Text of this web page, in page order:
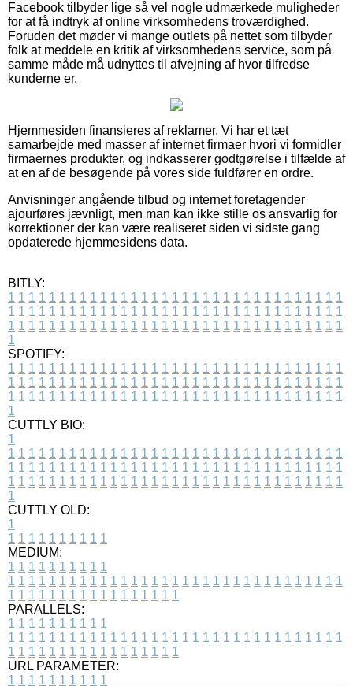
Facebook tilbyder lige så vel nogle udmærkede muligheder
for at få indtryk af online virksomhedens troværdighed.
Foruden det møder vi mange outlets på nettet som tilbyder
folk at meddele en kritik af virksomhedens service, som på
samme måde må udnyttes til afvejning af hvor tilfredse
kunderne er.
Hjemmesiden finansieres af reklamer. Vi har et tæt
samarbejde med masser af internet firmaer hvori vi formidler
firmaernes produkter, og indkasserer godtgørelse i tilfælde af
at en af de besøgende på vores side fuldfører en ordre.
Anvisninger angående tilbud og internet foretagender
ajourføres jævnligt, men man kan ikke stille os ansvarlig for
korrektioner der kan være realiseret siden vi sidste gang
opdaterede hjemmesidens data.
BITLY:
1 1 1 1 1 1 1 1 1 1 1 1 1 1 1 1 1 1 1 1 1 1 1 1 1 1 1 1 1 1 1 1 1
1 1 1 1 1 1 1 1 1 1 1 1 1 1 1 1 1 1 1 1 1 1 1 1 1 1 1 1 1 1 1 1 1
1 1 1 1 1 1 1 1 1 1 1 1 1 1 1 1 1 1 1 1 1 1 1 1 1 1 1 1 1 1 1 1 1
1
SPOTIFY:
1 1 1 1 1 1 1 1 1 1 1 1 1 1 1 1 1 1 1 1 1 1 1 1 1 1 1 1 1 1 1 1 1
1 1 1 1 1 1 1 1 1 1 1 1 1 1 1 1 1 1 1 1 1 1 1 1 1 1 1 1 1 1 1 1 1
1 1 1 1 1 1 1 1 1 1 1 1 1 1 1 1 1 1 1 1 1 1 1 1 1 1 1 1 1 1 1 1 1
1
CUTTLY BIO:
1
1 1 1 1 1 1 1 1 1 1 1 1 1 1 1 1 1 1 1 1 1 1 1 1 1 1 1 1 1 1 1 1 1
1 1 1 1 1 1 1 1 1 1 1 1 1 1 1 1 1 1 1 1 1 1 1 1 1 1 1 1 1 1 1 1 1
1 1 1 1 1 1 1 1 1 1 1 1 1 1 1 1 1 1 1 1 1 1 1 1 1 1 1 1 1 1 1 1 1
1
CUTTLY OLD:
1
1 1 1 1 1 1 1 1 1 1
MEDIUM:
1 1 1 1 1 1 1 1 1 1
1 1 1 1 1 1 1 1 1 1 1 1 1 1 1 1 1 1 1 1 1 1 1 1 1 1 1 1 1 1 1 1 1
1 1 1 1 1 1 1 1 1 1 1 1 1 1 1 1 1
PARALLELS:
1 1 1 1 1 1 1 1 1 1
1 1 1 1 1 1 1 1 1 1 1 1 1 1 1 1 1 1 1 1 1 1 1 1 1 1 1 1 1 1 1 1 1
1 1 1 1 1 1 1 1 1 1 1 1 1 1 1 1 1
URL PARAMETER:
1 1 1 1 1 1 1 1 1 1